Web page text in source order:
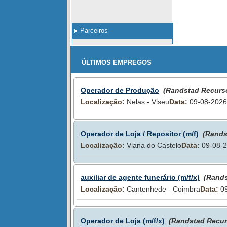
Parceiros
ÚLTIMOS EMPREGOS
Operador de Produção (Randstad
Localização: Nelas - ViseuData: 09-08-2026
Operador de Loja / Repositor (m/f)
Localização: Viana do CasteloData: 09-08-
auxiliar de agente funerário (m/f/x)
Localização: Cantenhede - CoimbraData:
Operador de Loja (m/f/x) (Randstad